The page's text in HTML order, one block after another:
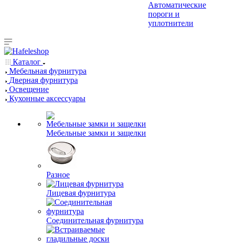
Автоматические
пороги и
уплотнители
Каталог
Мебельная фурнитура
Дверная фурнитура
Освещение
Кухонные аксессуары
Мебельные замки и защелки
Разное
Лицевая фурнитура
Соединительная фурнитура